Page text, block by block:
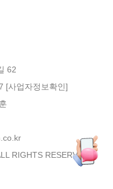
62
[사업자정보확인]
RIGHTS RESERVED.